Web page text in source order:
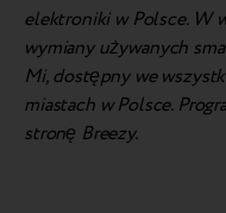
elektroniki w Polsce. W
wymiany używanych
Mi, dostępny we
miastach w Polsce.
stronę Breezy.